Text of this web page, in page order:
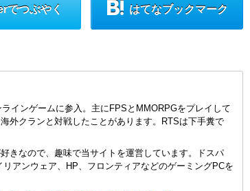
でつぶやく はてなブックマーク
インゲームに参入。主にFPSとMMORPGをプレイして
外クランと対戦したことがあります。RTSは下手糞で
きなので、趣味で当サイトを運営しています。ドスパ
アンウェア、HP、フロンティアなどのゲーミングPCを